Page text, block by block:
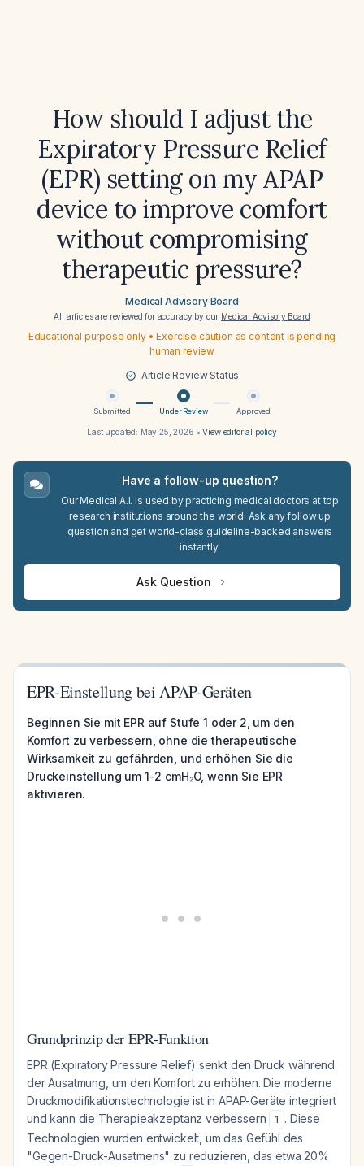
How should I adjust the
Expiratory Pressure Relief
(EPR) setting on my APAP
device to improve comfort
without compromising
therapeutic pressure?
Medical Advisory Board
All articles are reviewed for accuracy by our Medical Advisory Board
Educational purpose only • Exercise caution as content is pending
human review
Article Review Status
Submitted Under Review Approved
Last updated: May 25, 2026 •View editorial policy
Have a follow-up question?
Our Medical A.I. is used by practicing medical doctors at top
research institutions around the world. Ask any follow up
question and get world-class guideline-backed answers
instantly.
Ask Question
EPR-Einstellung bei APAP-Geräten
Beginnen Sie mit EPR auf Stufe 1 oder 2, um den
Komfort zu verbessern, ohne die therapeutische
Wirksamkeit zu gefährden, und erhöhen Sie die
Druckeinstellung um 1-2 cmH₂O, wenn Sie EPR
aktivieren.
Grundprinzip der EPR-Funktion
EPR (Expiratory Pressure Relief) senkt den Druck während
der Ausatmung, um den Komfort zu erhöhen. Die moderne
Druckmodifikationstechnologie ist in APAP-Geräte integriert
und kann die Therapieakzeptanz verbessern
1 . Diese
Technologien wurden entwickelt, um das Gefühl des
"Gegen-Druck-Ausatmens" zu reduzieren, das etwa 20%